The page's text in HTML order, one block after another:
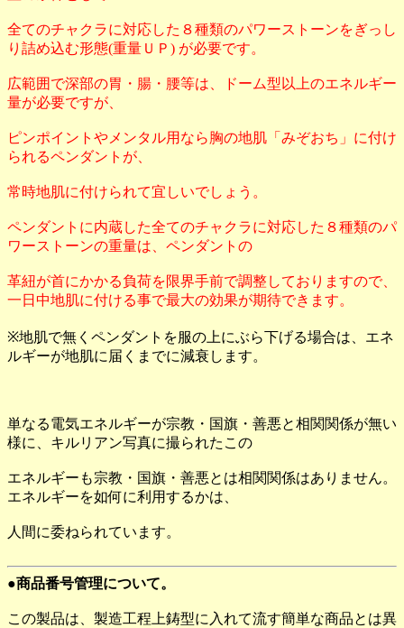
全てのチャクラに対応した８種類のパワーストーンをぎっし
り詰め込む形態(重量ＵＰ) が必要です。
広範囲で深部の胃・腸・腰等は、ドーム型以上のエネルギー
量が必要ですが、
ピンポイントやメンタル用なら胸の地肌「みぞおち」に付け
られるペンダントが、
常時地肌に付けられて宜しいでしょう。
ペンダントに内蔵した全てのチャクラに対応した８種類のパ
ワーストーンの重量は、ペンダントの
革紐が首にかかる負荷を限界手前で調整しておりますので、
一日中地肌に付ける事で最大の効果が期待できます。
※地肌で無くペンダントを服の上にぶら下げる場合は、エネ
ルギーが地肌に届くまでに減衰します。
単なる電気エネルギーが宗教・国旗・善悪と相関関係が無い
様に、キルリアン写真に撮られたこの
エネルギーも宗教・国旗・善悪とは相関関係はありません。
エネルギーを如何に利用するかは、
人間に委ねられています。
●商品番号管理について。
この製品は、製造工程上鋳型に入れて流す簡単な商品とは異